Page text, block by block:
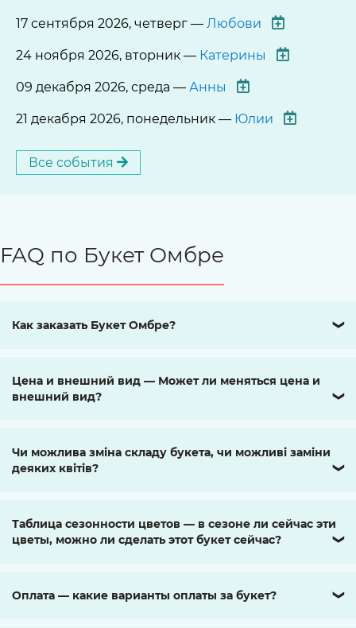
17 сентября 2026, четверг — Любови
24 ноября 2026, вторник — Катерины
09 декабря 2026, среда — Анны
21 декабря 2026, понедельник — Юлии
Все события
FAQ по Букет Омбре
Как заказать Букет Омбре? ❯
Цена и внешний вид — Может ли меняться цена и
внешний вид?
❯
Чи можлива зміна складу букета, чи можливі заміни
деяких квітів?
❯
Таблица сезонности цветов — в сезоне ли сейчас эти
цветы, можно ли сделать этот букет сейчас?
❯
Оплата — какие варианты оплаты за букет? ❯